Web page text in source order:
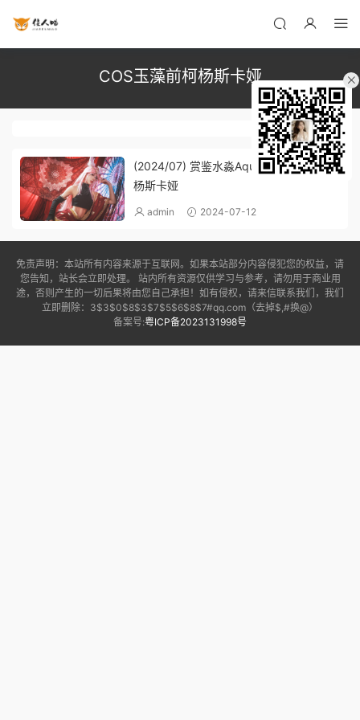
COS玉藻前柯杨斯卡娅
(2024/07) 赏鉴水淼AquaCOS玉藻前柯
杨斯卡娅
admin 2024-07-12
免责声明：本站所有内容来源于互联网。如果本站部分内容侵犯您的权益，请
您告知，站长会立即处理。 站内所有资源仅供学习与参考，请勿用于商业用
途，否则产生的一切后果将由您自己承担！如有侵权，请来信联系我们，我们
立即删除：3$3$0$8$3$7$5$6$8$7#qq.com（去掉$,#换@）
备案号:粤ICP备2023131998号